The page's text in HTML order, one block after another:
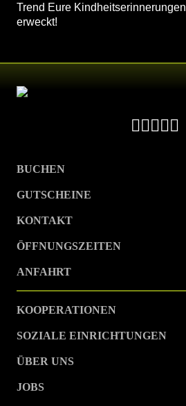
Trend Eure
erweckt!
BUCHEN
GUTSCHEINE
KONTAKT
ÖFFNUNGSZEITEN
ANFAHRT
KOOPERATIONEN
SOZIALE EINRICHTUNGEN
ÜBER UNS
JOBS